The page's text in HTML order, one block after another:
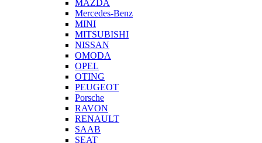
MAZDA
Mercedes-Benz
MINI
MITSUBISHI
NISSAN
OMODA
OPEL
OTING
PEUGEOT
Porsche
RAVON
RENAULT
SAAB
SEAT